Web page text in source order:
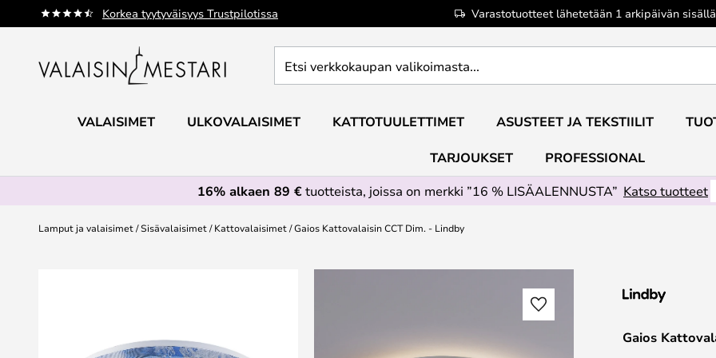
Korkea tyytyväisyys Trustpilotissa Varastotuotteet lähetetään 1 arkipäivän sisällä
Skip
to
verkkokaupan
VALAISIMET ULKOVALAISIMET KATTOTUULETTIMET ASUSTEET JA TEKSTIILIT
TARJOUKSET
PROFESSIONAL
16% alkaen 89 €tuotteista, joissa on merkki ”16 % LISÄALENNUSTA” Katso tuotteet
Lamput ja valaisimet Sisävalaisimet Kattovalaisimet Gaios Kattovalaisin CCT Dim. - Lindby
Gaios